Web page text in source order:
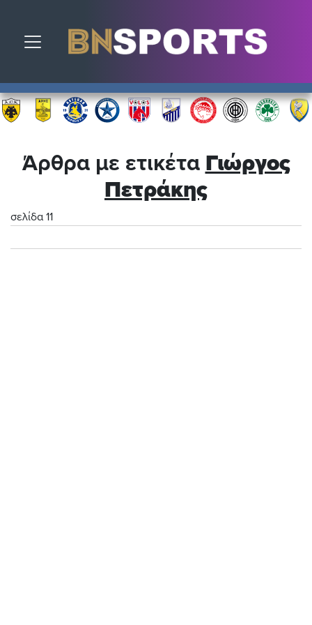
Toggle navigation
Άρθρα με ετικέτα Γιώργος
Πετράκης
σελίδα 11